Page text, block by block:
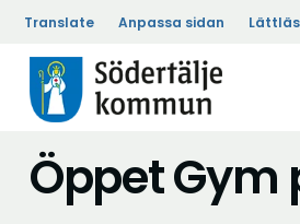
Translate Anpassa sidan
Öppet